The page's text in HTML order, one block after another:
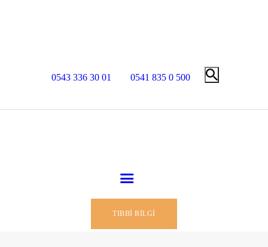
0543 336 30 01 0541 835 0 500
TIBBI BILGI